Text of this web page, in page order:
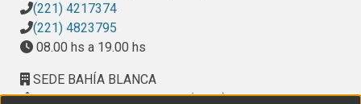
(221) 4217374
(221) 4823795
08.00 hs a 19.00 hs
SEDE BAHÍA BLANCA
Calle Ciudad de Cali 320 – (8000). Universidad